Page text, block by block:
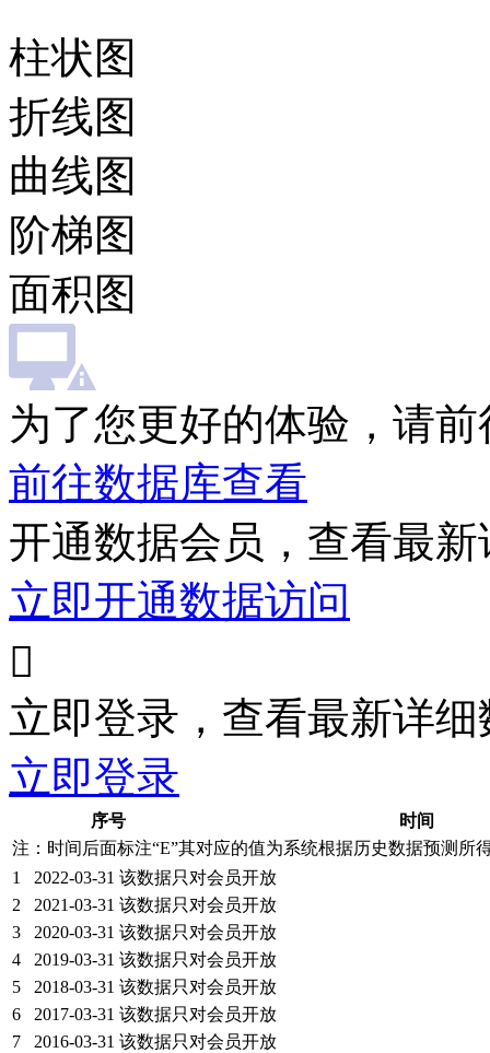
柱状图
折线图
曲线图
阶梯图
面积图
为了您更好的体验，请
前往数据库查看
开通数据会员，查看最
立即开通数据访问

立即登录，查看最新详细
立即登录
序号
时间
注：时间后面标注“E”其对应的值为系统根据历史数据预测所
1
2022-03-31 该数据只对会员开放
2
2021-03-31 该数据只对会员开放
3
2020-03-31 该数据只对会员开放
4
2019-03-31 该数据只对会员开放
5
2018-03-31 该数据只对会员开放
6
2017-03-31 该数据只对会员开放
7
2016-03-31 该数据只对会员开放